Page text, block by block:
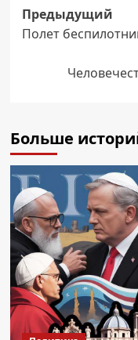
записи
Предыдущий
Полет
Больше